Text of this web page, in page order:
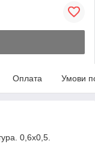
Оплата Умови
0,6х0,5.